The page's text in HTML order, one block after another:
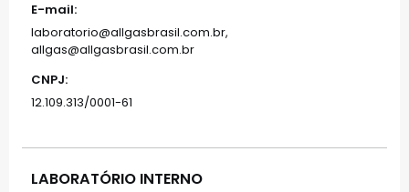
E-mail:
laboratorio@allgasbrasil.com.br,
allgas@allgasbrasil.com.br
CNPJ:
12.109.313/0001-61
LABORATÓRIO INTERNO